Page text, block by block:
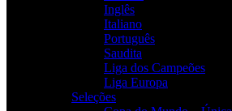
Inglês
Italiano
Português
Saudita
Liga dos Campeões
Liga Europa
Seleções